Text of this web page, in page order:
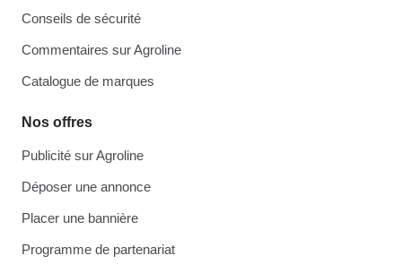
Conseils de sécurité
Commentaires sur Agroline
Catalogue de marques
Nos offres
Publicité sur Agroline
Déposer une annonce
Placer une bannière
Programme de partenariat